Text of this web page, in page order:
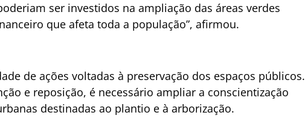
ser investidos na ampliação das áreas verdes
que afeta toda a população”, afirmou.
de ações voltadas à preservação dos espaços públicos.
e reposição, é necessário ampliar a conscientização
destinadas ao plantio e à arborização.